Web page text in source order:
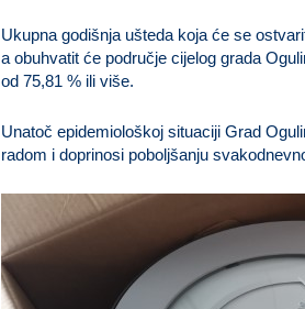
Ukupna godišnja ušteda koja će se
a obuhvatit će područje cijelog grada
od 75,81 % ili više.
Unatoč epidemiološkoj situaciji Grad
radom i doprinosi poboljšanju